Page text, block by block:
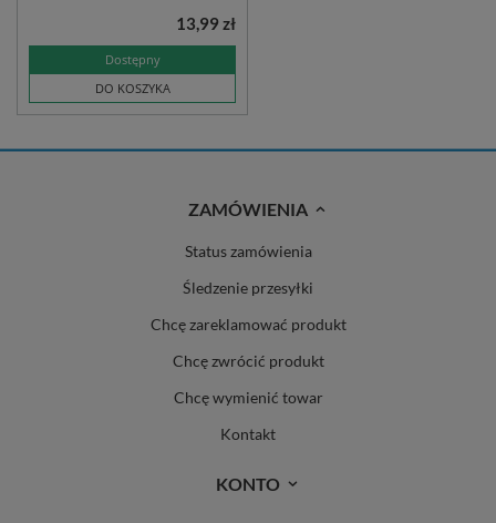
Dostępny
DO KOSZYKA
13,99 zł
ZAMÓWIENIA
Status zamówienia
Śledzenie przesyłki
Chcę zareklamować produkt
Chcę zwrócić produkt
Chcę wymienić towar
Kontakt
KONTO